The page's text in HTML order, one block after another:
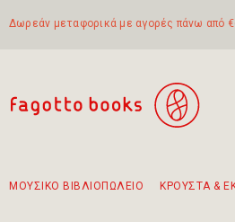
Δωρεάν μεταφορικά με αγορές πάνω από
ΜΟΥΣΙΚΟ ΒΙΒΛΙΟΠΩΛΕΙΟ ΚΡΟΥΣΤΑ &